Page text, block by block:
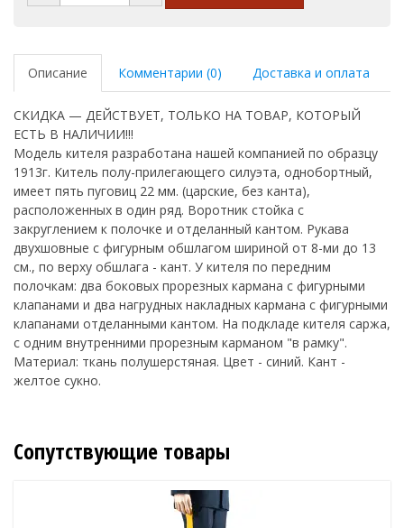
Описание Комментарии (0) Доставка и оплата
СКИДКА — ДЕЙСТВУЕТ, ТОЛЬКО НА ТОВАР, КОТОРЫЙ
ЕСТЬ В НАЛИЧИИ!!!
Модель кителя разработана нашей компанией по образцу
1913г. Китель полу-прилегающего силуэта, однобортный,
имеет пять пуговиц 22 мм. (царские, без канта),
расположенных в один ряд. Воротник стойка с
закруглением к полочке и отделанный кантом. Рукава
двухшовные с фигурным обшлагом шириной от 8-ми до 13
см., по верху обшлага - кант. У кителя по передним
полочкам: два боковых прорезных кармана с фигурными
клапанами и два нагрудных накладных кармана с фигурными
клапанами отделанными кантом. На подкладе кителя саржа,
с одним внутренними прорезным карманом "в рамку".
Материал: ткань полушерстяная. Цвет - синий. Кант -
желтое сукно.
Сопутствующие товары